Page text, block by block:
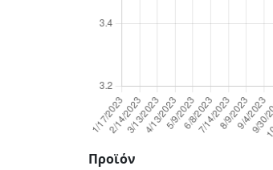
Προϊόν